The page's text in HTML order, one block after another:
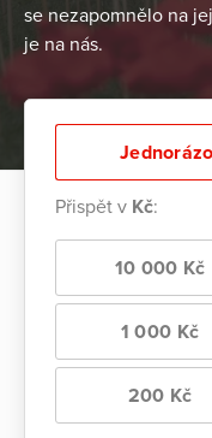
se nezapomnělo na
je na nás.
Přispět v Kč:
10 000 Kč
1 000 Kč
200 Kč